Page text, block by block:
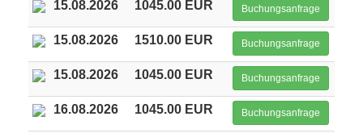
15.08.2026 1045.00 EUR Buchungsanfrage
15.08.2026 1510.00 EUR Buchungsanfrage
15.08.2026 1045.00 EUR Buchungsanfrage
16.08.2026 1045.00 EUR Buchungsanfrage